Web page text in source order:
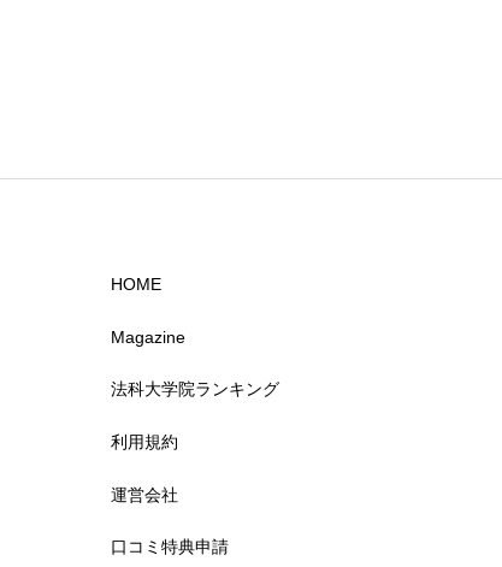
HOME
Magazine
法科大学院ランキング
利用規約
運営会社
口コミ特典申請